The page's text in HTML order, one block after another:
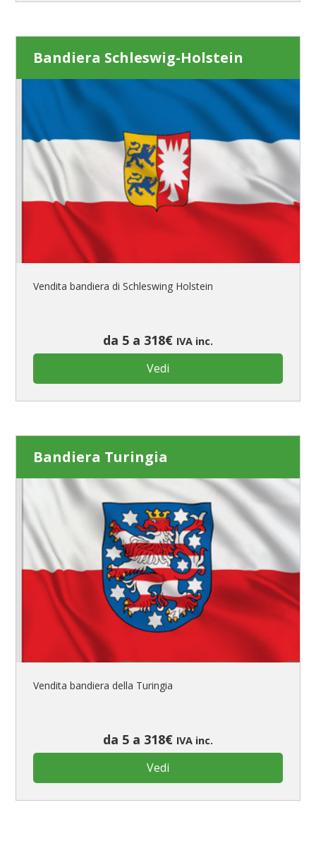
Bandiera Schleswig-Holstein
Vendita bandiera di Schleswing Holstein
da 5 a 318€ IVA inc.
Vedi
Bandiera Turingia
Vendita bandiera della Turingia
da 5 a 318€ IVA inc.
Vedi